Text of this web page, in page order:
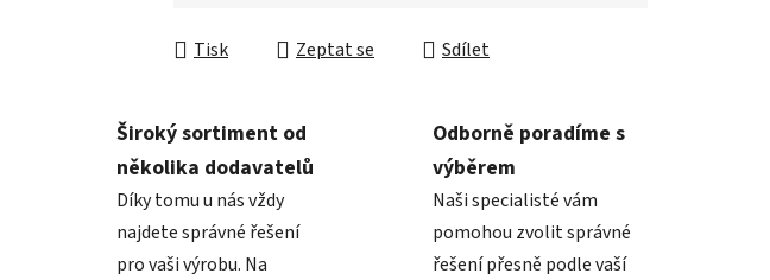
Tisk Zeptat se Sdílet
Široký sortiment od
několika dodavatelů
Díky tomu u nás vždy
najdete správné řešení
pro vaši výrobu. Na
Odborně poradíme s
výběrem
Naši specialisté vám
pomohou zvolit správné
řešení přesně podle vaší